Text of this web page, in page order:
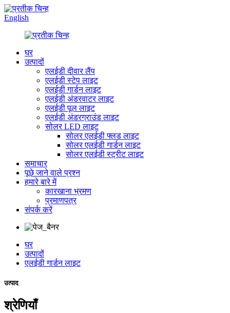
English
घर
उत्पादों
एलईडी दीवार लैंप
एलईडी स्टेप लाइट
एलईडी गार्डन लाइट
एलईडी अंडरवाटर लाइट
एलईडी पूल लाइट
एलईडी अंडरग्राउंड लाइट
सोलर LED लाइट
सोलर एलईडी फ्लड लाइट
सोलर एलईडी गार्डन लाइट
सोलर एलईडी स्ट्रीट लाइट
समाचार
पूछे जाने वाले प्रश्न
हमारे बारे में
कारखाना भ्रमण
प्रमाणपत्र
संपर्क करें
घर
उत्पादों
एलईडी गार्डन लाइट
उत्पाद
श्रेणियाँ